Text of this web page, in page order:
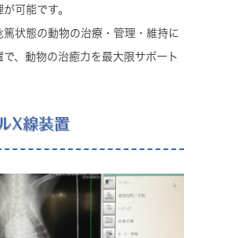
可能です。
篤状態の動物の治療・管理・維持に
で、動物の治癒力を最大限サポート
X線装置